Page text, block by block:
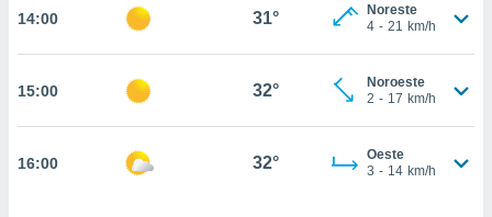
nos
en
perfil
y
14:00 31°
Noreste
4 - 21 km/h
15:00 32°
Noroeste
2 - 17 km/h
16:00 32°
Oeste
3 - 14 km/h